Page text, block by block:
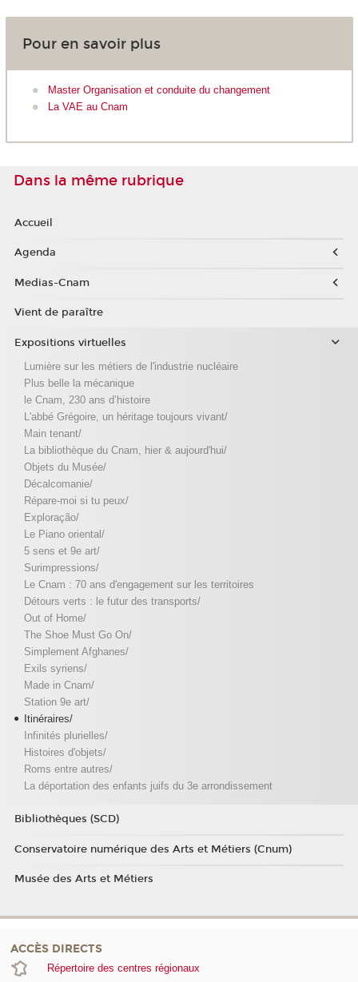
Pour en savoir plus
Master Organisation et conduite du changement
La VAE au Cnam
Dans la même rubrique
Accueil
Agenda
Medias-Cnam
Vient de paraître
Expositions virtuelles
Lumière sur les métiers de l'industrie nucléaire
Plus belle la mécanique
le Cnam, 230 ans d’histoire
L'abbé Grégoire, un héritage toujours vivant/
Main tenant/
La bibliothèque du Cnam, hier & aujourd'hui/
Objets du Musée/
Décalcomanie/
Répare-moi si tu peux/
Exploração/
Le Piano oriental/
5 sens et 9e art/
Surimpressions/
Le Cnam : 70 ans d'engagement sur les territoires
Détours verts : le futur des transports/
Out of Home/
The Shoe Must Go On/
Simplement Afghanes/
Exils syriens/
Made in Cnam/
Station 9e art/
Itinéraires/
Infinités plurielles/
Histoires d'objets/
Roms entre autres/
La déportation des enfants juifs du 3e arrondissement
Bibliothèques (SCD)
Conservatoire numérique des Arts et Métiers (Cnum)
Musée des Arts et Métiers
ACCÈS DIRECTS
Répertoire des centres régionaux